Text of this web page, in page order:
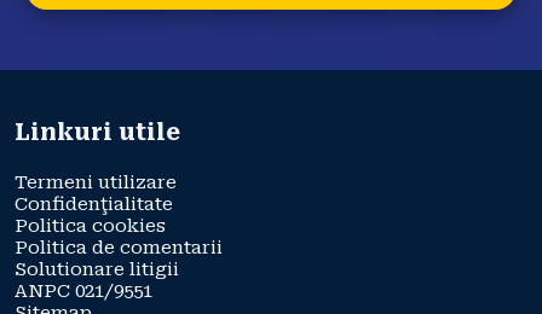
Linkuri utile
Termeni utilizare
Confidenţialitate
Politica cookies
Politica de comentarii
Solutionare litigii
ANPC 021/9551